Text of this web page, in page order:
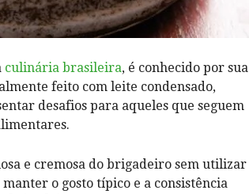
culinária brasileira, é ‌conhecido por sua
feito com ‍leite condensado,
desafios para aqueles que seguem
‌e cremosa do brigadeiro sem utilizar
o gosto típico e a‍ consistência